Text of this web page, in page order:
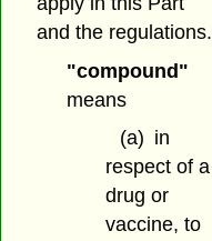
and the regulations.
"compound"
means
(a) in
respect of a
drug or
vaccine, to